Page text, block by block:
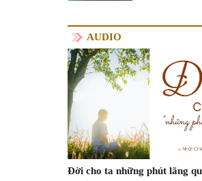
AUDIO
Đời cho ta những phút lãng